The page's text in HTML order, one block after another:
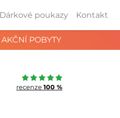
Dárkové poukazy Kontakt
AKČNÍ POBYTY
recenze 100 %